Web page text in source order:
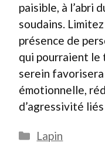
paisible, à l’abri
soudains.
présence de
qui pourraient le
serein
émotionnelle,
d’agressivité
Catégories
Lapin